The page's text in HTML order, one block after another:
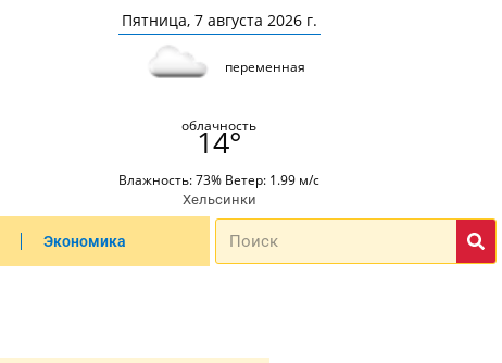
Пятница, 7 августа 2026 г.
переменная
облачность
14°
Влажность: 73% Ветер: 1.99 м/с
Хельсинки
Экономика